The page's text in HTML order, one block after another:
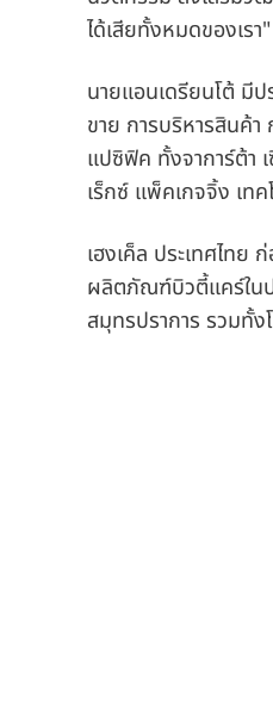
ได้เสียทั้งหมดของเร
นายแอนเดรียนโต้ มีป
ขาย การบริหารสินค้า
แปซิฟิค ทั้งจาการ์ต้า
เร็กซ์ แพ็คเกจจิ้ง เท
เฮงเค็ล ประเทศไท
ผลิตภัณฑ์บิวตี้แคร์ในป
สมุทรปราการ รวมทั้